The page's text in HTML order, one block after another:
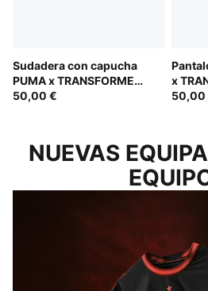
Sudadera con capucha
PUMA x TRANSFORMERS
T7 de corte holgado y
50,00 €
x
corte
50,00
NUEVAS